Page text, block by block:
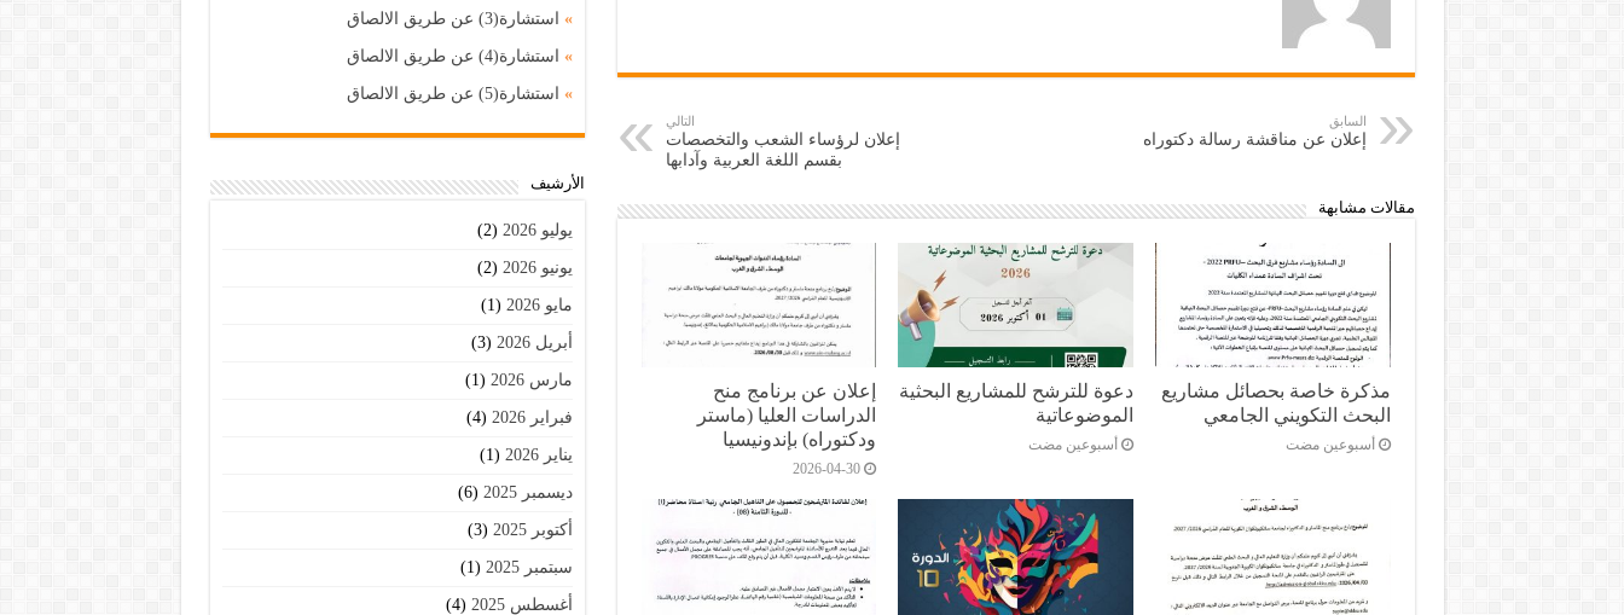
السابق
إعلان عن مناقشة رسالة دكتوراه
التالي
إعلان لرؤساء الشعب والتخصصات
بقسم اللغة العربية وآدابها
مقالات مشابهة
مذكرة خاصة بحصائل مشاريع
البحث التكويني الجامعي
‏أسبوعين مضت
دعوة للترشح للمشاريع البحثية
الموضوعاتية
‏أسبوعين مضت
إعلان عن برنامج منح
الدراسات العليا (ماستر
ودكتوراه) بإندونيسيا
2026-04-30
» استشارة(3) عن طريق الالصاق
» استشارة(4) عن طريق الالصاق
» استشارة(5) عن طريق الالصاق
اﻷرشيف
يوليو 2026 (2)
يونيو 2026 (2)
مايو 2026 (1)
أبريل 2026 (3)
مارس 2026 (1)
فبراير 2026 (4)
يناير 2026 (1)
ديسمبر 2025 (6)
أكتوبر 2025 (3)
سبتمبر 2025 (1)
أغسطس 2025 (4)